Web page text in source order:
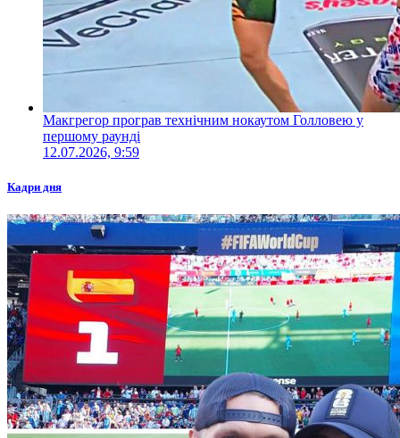
Макгрегор програв технічним нокаутом Голловею у
першому раунді
12.07.2026, 9:59
Кадри дня